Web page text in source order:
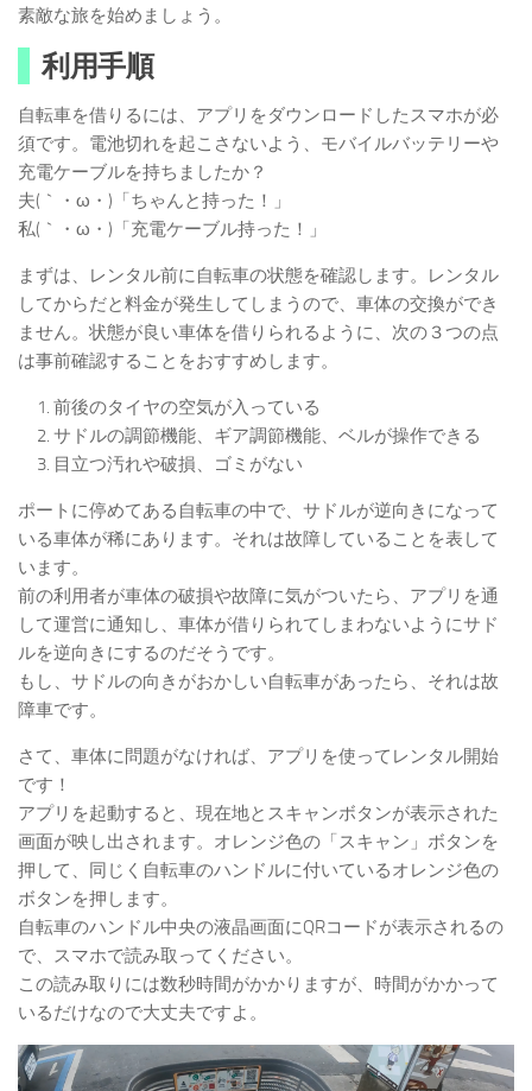
素敵な旅を始めましょう。
利用手順
自転車を借りるには、アプリをダウンロードしたスマホが必
須です。電池切れを起こさないよう、モバイルバッテリーや
充電ケーブルを持ちましたか？
夫(｀・ω・)「ちゃんと持った！」
私(｀・ω・)「充電ケーブル持った！」
まずは、レンタル前に自転車の状態を確認します。レンタル
してからだと料金が発生してしまうので、車体の交換ができ
ません。状態が良い車体を借りられるように、次の３つの点
は事前確認することをおすすめします。
前後のタイヤの空気が入っている
サドルの調節機能、ギア調節機能、ベルが操作できる
目立つ汚れや破損、ゴミがない
ポートに停めてある自転車の中で、サドルが逆向きになって
いる車体が稀にあります。それは故障していることを表して
います。
前の利用者が車体の破損や故障に気がついたら、アプリを通
して運営に通知し、車体が借りられてしまわないようにサド
ルを逆向きにするのだそうです。
もし、サドルの向きがおかしい自転車があったら、それは故
障車です。
さて、車体に問題がなければ、アプリを使ってレンタル開始
です！
アプリを起動すると、現在地とスキャンボタンが表示された
画面が映し出されます。オレンジ色の「スキャン」ボタンを
押して、同じく自転車のハンドルに付いているオレンジ色の
ボタンを押します。
自転車のハンドル中央の液晶画面にQRコードが表示されるの
で、スマホで読み取ってください。
この読み取りには数秒時間がかかりますが、時間がかかって
いるだけなので大丈夫ですよ。